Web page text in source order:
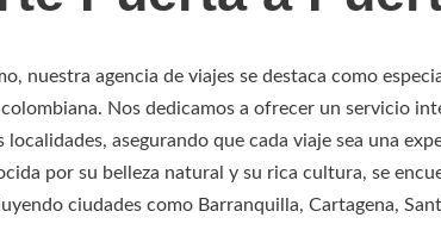
nuestra agencia de viajes se destaca como
Nos dedicamos a ofrecer un servicio
asegurando que cada viaje sea una
por su belleza natural y su rica cultura, se
ciudades como Barranquilla, Cartagena,